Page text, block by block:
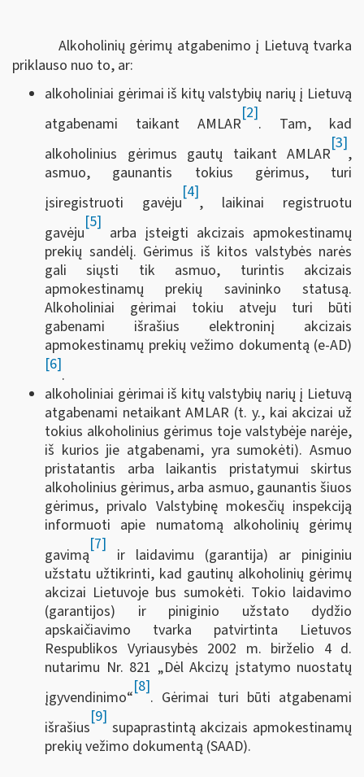
Alkoholinių gėrimų atgabenimo į Lietuvą tvarka
priklauso nuo to, ar:
alkoholiniai gėrimai iš kitų valstybių narių į Lietuvą
atgabenami taikant AMLAR
[2]
. Tam, kad
alkoholinius gėrimus gautų taikant AMLAR
[3]
,
asmuo, gaunantis tokius gėrimus, turi
įsiregistruoti gavėju
[4]
, laikinai registruotu
gavėju
[5]
arba įsteigti akcizais apmokestinamų
prekių sandėlį. Gėrimus iš kitos valstybės narės
gali siųsti tik asmuo, turintis akcizais
apmokestinamų prekių savininko statusą.
Alkoholiniai gėrimai tokiu atveju turi būti
gabenami išrašius elektroninį akcizais
apmokestinamų prekių vežimo dokumentą (e-AD)
[6]
.
alkoholiniai gėrimai iš kitų valstybių narių į Lietuvą
atgabenami netaikant AMLAR (t. y., kai akcizai už
tokius alkoholinius gėrimus toje valstybėje narėje,
iš kurios jie atgabenami, yra sumokėti). Asmuo
pristatantis arba laikantis pristatymui skirtus
alkoholinius gėrimus, arba asmuo, gaunantis šiuos
gėrimus, privalo Valstybinę mokesčių inspekciją
informuoti apie numatomą alkoholinių gėrimų
gavimą
[7]
ir laidavimu (garantija) ar piniginiu
užstatu užtikrinti, kad gautinų alkoholinių gėrimų
akcizai Lietuvoje bus sumokėti. Tokio laidavimo
(garantijos) ir piniginio užstato dydžio
apskaičiavimo tvarka patvirtinta Lietuvos
Respublikos Vyriausybės 2002 m. birželio 4 d.
nutarimu Nr. 821 „Dėl Akcizų įstatymo nuostatų
įgyvendinimo“
[8]
. Gėrimai turi būti atgabenami
išrašius
[9]
supaprastintą akcizais apmokestinamų
prekių vežimo dokumentą (SAAD).